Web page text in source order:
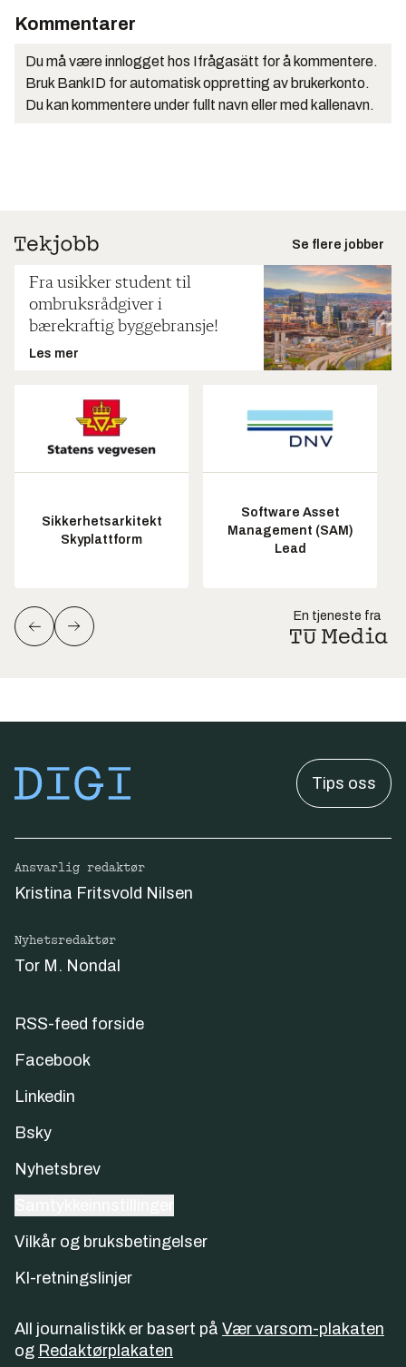
Kommentarer
Du må være innlogget hos Ifrågasätt for å kommentere.
Bruk BankID for automatisk oppretting av brukerkonto.
Du kan kommentere under fullt navn eller med kallenavn.
Se flere jobber
Fra usikker student til
ombruksrådgiver i
bærekraftig byggebransje!
Les mer
Sikkerhetsarkitekt
Skyplattform
Software Asset
Management (SAM)
Lead
En tjeneste fra
Tips oss
Ansvarlig redaktør
Kristina Fritsvold Nilsen
Nyhetsredaktør
Tor M. Nondal
RSS-feed forside
Facebook
Linkedin
Bsky
Nyhetsbrev
Vilkår og bruksbetingelser
KI-retningslinjer
All journalistikk er basert på Vær varsom-plakaten
og Redaktørplakaten